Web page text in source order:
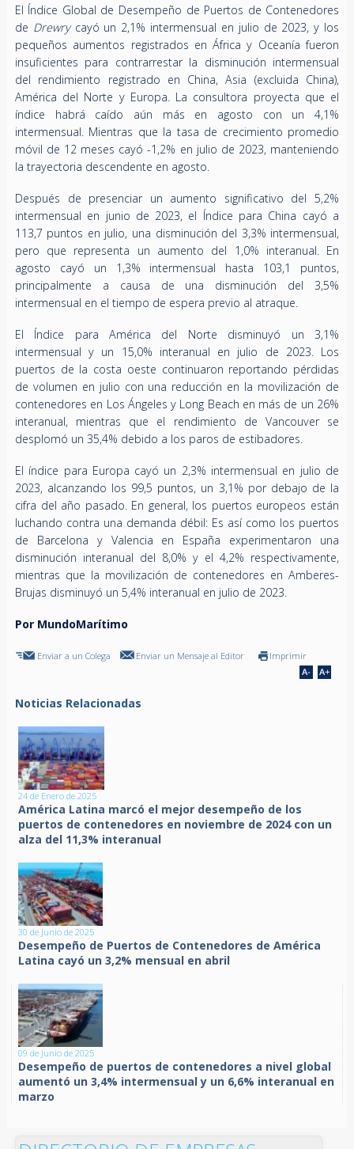
El Índice Global de Desempeño de Puertos de Contenedores
de Drewrycayó un 2,1% intermensual en julio de 2023, y los
pequeños aumentos registrados en África y Oceanía fueron
insuficientes para contrarrestar la disminución intermensual
del rendimiento registrado en China, Asia (excluida China),
América del Norte y Europa. La consultora proyecta que el
índice habrá caído aún más en agosto con un 4,1%
intermensual. Mientras que la tasa de crecimiento promedio
móvil de 12 meses cayó -1,2% en julio de 2023, manteniendo
la trayectoria descendente en agosto.
Después de presenciar un aumento significativo del 5,2%
intermensual en junio de 2023, el Índice para China cayó a
113,7 puntos en julio, una disminución del 3,3% intermensual,
pero que representa un aumento del 1,0% interanual. En
agosto cayó un 1,3% intermensual hasta 103,1 puntos,
principalmente a causa de una disminución del 3,5%
intermensual en el tiempo de espera previo al atraque.
El Índice para América del Norte disminuyó un 3,1%
intermensual y un 15,0% interanual en julio de 2023. Los
puertos de la costa oeste continuaron reportando pérdidas
de volumen en julio con una reducción en la movilización de
contenedores en Los Ángeles y Long Beach en más de un 26%
interanual, mientras que el rendimiento de Vancouver se
desplomó un 35,4% debido a los paros de estibadores.
El índice para Europa cayó un 2,3% intermensual en julio de
2023, alcanzando los 99,5 puntos, un 3,1% por debajo de la
cifra del año pasado. En general, los puertos europeos están
luchando contra una demanda débil: Es así como los puertos
de Barcelona y Valencia en España experimentaron una
disminución interanual del 8,0% y el 4,2% respectivamente,
mientras que la movilización de contenedores en Amberes-
Brujas disminuyó un 5,4% interanual en julio de 2023.
Por MundoMarítimo
Enviar a un Colega Enviar un Mensaje al Editor Imprimir
Noticias Relacionadas
24 de Enero de 2025
América Latina marcó el mejor desempeño de los
puertos de contenedores en noviembre de 2024 con un
alza del 11,3% interanual
30 de Junio de 2025
Desempeño de Puertos de Contenedores de América
Latina cayó un 3,2% mensual en abril
09 de Junio de 2025
Desempeño de puertos de contenedores a nivel global
aumentó un 3,4% intermensual y un 6,6% interanual en
marzo